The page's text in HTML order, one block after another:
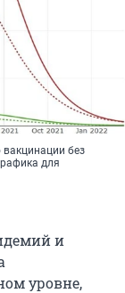
без
для
и
уровне,